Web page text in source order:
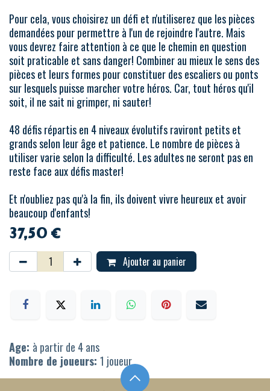
Pour cela, vous choisirez un défi et n'utiliserez que les pièces
demandées pour permettre à l'un de rejoindre l'autre. Mais
vous devrez faire attention à ce que le chemin en question
soit praticable et sans danger! Combiner au mieux le sens des
pièces et leurs formes pour constituer des escaliers ou ponts
sur lesquels puisse marcher votre héros. Car, tout héros qu'il
soit, il ne sait ni grimper, ni sauter!
48 défis répartis en 4 niveaux évolutifs raviront petits et
grands selon leur âge et patience. Le nombre de pièces à
utiliser varie selon la difficulté. Les adultes ne seront pas en
reste face aux défis master!
Et n'oubliez pas qu'à la fin, ils doivent vivre heureux et avoir
beaucoup d'enfants!
37,50€
Ajouter au panier
Age: à partir de 4 ans
Nombre de joueurs: 1 joueur